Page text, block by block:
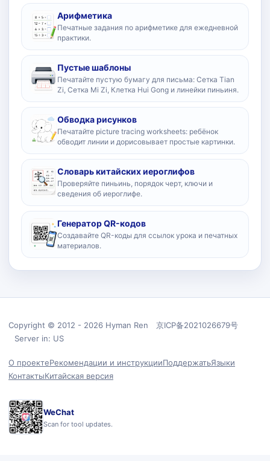
Арифметика
Печатные задания по арифметике для ежедневной
практики.
Пустые шаблоны
Печатайте пустую бумагу для письма: Сетка Tian
Zi, Сетка Mi Zi, Клетка Hui Gong и линейки пиньиня.
Обводка рисунков
Печатайте picture tracing worksheets: ребёнок
обводит линии и дорисовывает простые картинки.
Словарь китайских иероглифов
Проверяйте пиньинь, порядок черт, ключи и
сведения об иероглифе.
Генератор QR-кодов
Создавайте QR-коды для ссылок урока и печатных
материалов.
Copyright © 2012 - 2026 Hyman Ren 京ICP备2021026679号
Server in: US
О проектеРекомендации и инструкцииПоддержатьЯзыки
КонтактыКитайская версия
WeChat
Scan for tool updates.